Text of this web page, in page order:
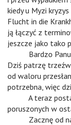
kiedy u Myzi
Flucht in die
ją łączyć z
jeszcze jako tako
Bardzo
Dziś patrzę
od waloru
potrzebna, więc
A teraz
poruszonych w
Zacznę od